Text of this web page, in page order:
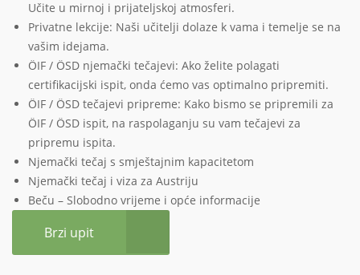
Učite u mirnoj i prijateljskoj atmosferi.
Privatne lekcije: Naši učitelji dolaze k vama i temelje se na
vašim idejama.
ÖIF / ÖSD njemački tečajevi: Ako želite polagati
certifikacijski ispit, onda ćemo vas optimalno pripremiti.
ÖIF / ÖSD tečajevi pripreme: Kako bismo se pripremili za
ÖIF / ÖSD ispit, na raspolaganju su vam tečajevi za
pripremu ispita.
Njemački tečaj s smještajnim kapacitetom
Njemački tečaj i viza za Austriju
Beču – Slobodno vrijeme i opće informacije
Brzi upit